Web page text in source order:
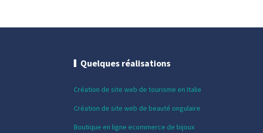
Quelques réalisations
Création de site web de tourisme en Italie
Création de site web de beauté ongulaire
Boutique en ligne ecommerce de bijoux